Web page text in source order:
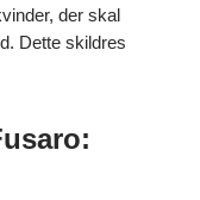
der skal
Dette skildres